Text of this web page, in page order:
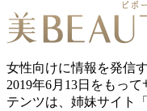
女性向けに情報を発信
2019年6月13日をもっ
テンツは、姉妹サイト